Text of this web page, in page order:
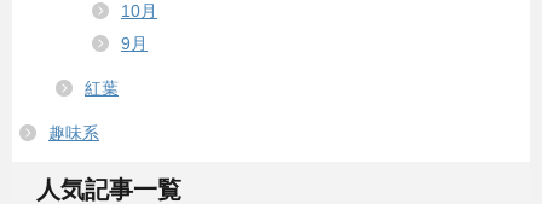
10月
9月
紅葉
趣味系
人気記事一覧